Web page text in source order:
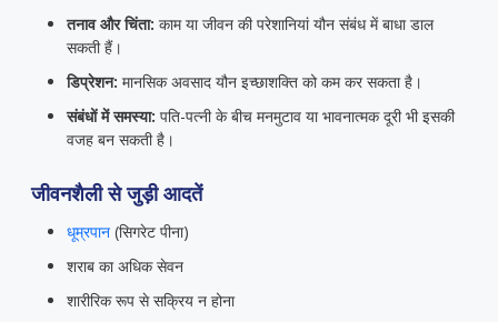
तनाव और चिंता: काम या जीवन की परेशानियां यौन संबंध में बाधा डाल
सकती हैं।
डिप्रेशन: मानसिक अवसाद यौन इच्छाशक्ति को कम कर सकता है।
संबंधों में समस्या: पति-पत्नी के बीच मनमुटाव या भावनात्मक दूरी भी इसकी
वजह बन सकती है।
जीवनशैली से जुड़ी आदतें
धूम्रपान (सिगरेट पीना)
शराब का अधिक सेवन
शारीरिक रूप से सक्रिय न होना